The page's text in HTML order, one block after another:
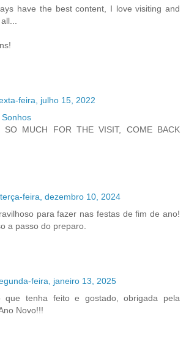
have the best content, I love visiting and
feira, julho 15, 2022
SO MUCH FOR THE VISIT, COME BACK
terça-feira, dezembro 10, 2024
para fazer nas festas de fim de ano!
a passo do preparo.
feira, janeiro 13, 2025
que tenha feito e gostado, obrigada pela
Novo!!!